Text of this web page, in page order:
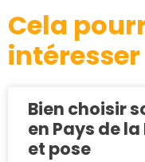
Cela
intéresser
Bien choisir
en Pays de
et pose